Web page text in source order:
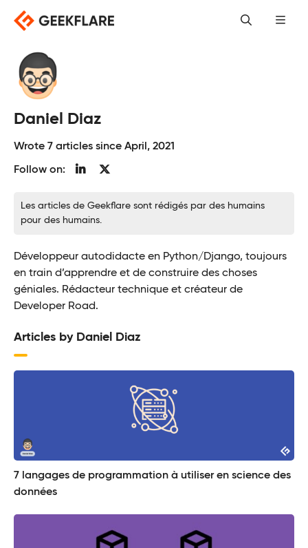
Skip
content
Daniel Diaz
Wrote 7 articles since April, 2021
Follow on:
Les articles de Geekflare sont rédigés par des humains
pour des humains.
Développeur autodidacte en Python/Django, toujours
en train d’apprendre et de construire des choses
géniales. Rédacteur technique et créateur de
Developer Road.
Articles by Daniel Diaz
7 langages de programmation à utiliser en science des
données